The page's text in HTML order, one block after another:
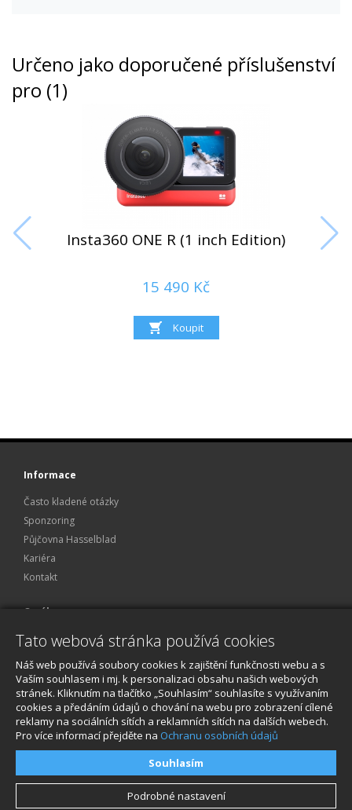
Určeno jako doporučené příslušenství
pro (1)
Insta360 ONE R (1 inch Edition)
15 490 Kč
Informace
Často kladené otázky
Sponzoring
Půjčovna Hasselblad
Kariéra
Kontakt
O nákupu
Obchodní podmínky
Reklamace a servis
O nákupu
Souhlasím
Podrobné nastavení
Tato webová stránka používá cookies
Náš web používá soubory cookies k zajištění funkčnosti webu a s
Vaším souhlasem i mj. k personalizaci obsahu našich webových
stránek. Kliknutím na tlačítko „Souhlasím“ souhlasíte s využívaním
cookies a předáním údajů o chování na webu pro zobrazení cílené
reklamy na sociálních sítích a reklamních sítích na dalších webech.
Pro více informací přejděte na Ochranu osobních údajů